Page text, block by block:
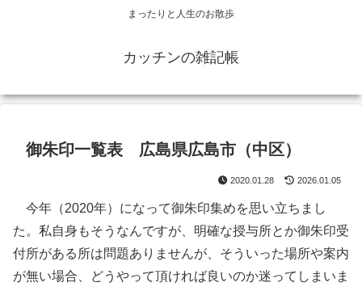
まったりと人生のお散歩
カッチンの雑記帳
御朱印一覧表 広島県広島市（中区）
2020.01.28 2026.01.05
今年（2020年）になって御朱印集めを思い立ちまし
た。私自身もそうなんですが、明確な授与所とか御朱印受
付所がある所は問題ありませんが、そういった場所や案内
が無い場合、どうやって頂ければ良いのか迷ってしまいま